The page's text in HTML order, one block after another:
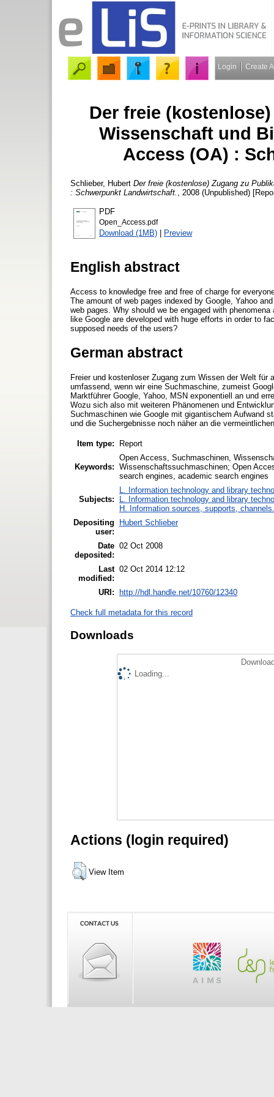
Login Create
Der freie
Wissenschaft und
Access (OA) :
Schlieber, Hubert Der freie (kostenlose) Zugang zu
: Schwerpunkt Landwirtschaft.
, 2008 (Unpublished)
PDF
Open_Access.pdf
Download (1MB) | Preview
English abstract
Access to knowledge free and free of charge for
The amount of web pages indexed by Google, Yahoo
web pages. Why should we be engaged with
like Google are developed with huge efforts in order to
supposed needs of the users?
German abstract
Freier und kostenloser Zugang zum Wissen der Welt
umfassend, wenn wir eine Suchmaschine, zumeist
Marktführer Google, Yahoo, MSN exponentiell an und
Wozu sich also mit weiteren Phänomenen und
Suchmaschinen wie Google mit gigantischem Aufwand
und die Suchergebnisse noch näher an die
Item type: Report
Keywords:
Open Access, Suchmaschinen,
Wissenschaftssuchmaschinen; Open
search engines, academic search engines
Subjects:
L. Information technology and library
L. Information technology and library
H. Information sources, supports, channels.
Depositing
user:
Hubert Schlieber
Date
deposited:
02 Oct 2008
Last
modified:
02 Oct 2014 12:12
URI: http://hdl.handle.net/10760/12340
Check full metadata for this record
Downloads
Loading...
Actions (login required)
View Item